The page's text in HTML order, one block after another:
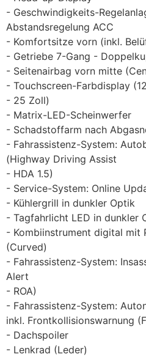
Geschwindigkeits-
Abstandsregelung ACC
Komfortsitze vorn (inkl.
Getriebe 7-Gang -
Seitenairbag vorn mitte
Touchscreen-Farbdisplay (12
25 Zoll)
Matrix-LED-Scheinwerfer
Schadstoffarm nach
Fahrassistenz-System:
(Highway Driving Assist
HDA 1.5)
Service-System: Online
Kühlergrill in dunkler Optik
Tagfahrlicht LED in dunkler
Kombiinstrument digital mit
(Curved)
Fahrassistenz-System:
Alert
ROA)
Fahrassistenz-System:
inkl. Frontkollisionswarnung
Dachspoiler
Lenkrad (Leder)